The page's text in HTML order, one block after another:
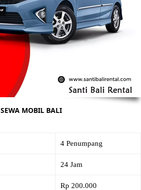
SEWA MOBIL BALI
4 Penumpang
24 Jam
Rp 200.000